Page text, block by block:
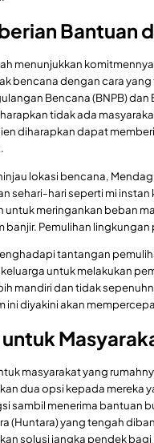
Bantuan
menunjukkan
bencana dengan cara
Bencana (BNPB)
tidak ada
diharapkan dapat
lokasi bencana,
sehari-hari seperti mi
untuk meringankan beban
banjir. Pemulihan
tantangan
untuk melakukan
mandiri dan tidak
ini diyakini akan
masyarakat yang
dua opsi kepada mereka
sambil menerima bantuan
(Huntara) yang tengah
solusi jangka pendek